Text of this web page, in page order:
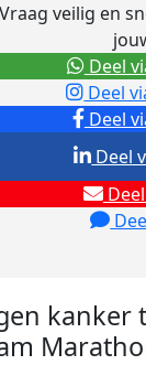
Vraag veilig en
Deel
Deel
Deel
Deel
Deel
kanker